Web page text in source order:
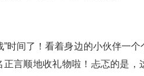
时间了！看着身边的小伙伴一
言顺地收礼物啦！忐忑的是，